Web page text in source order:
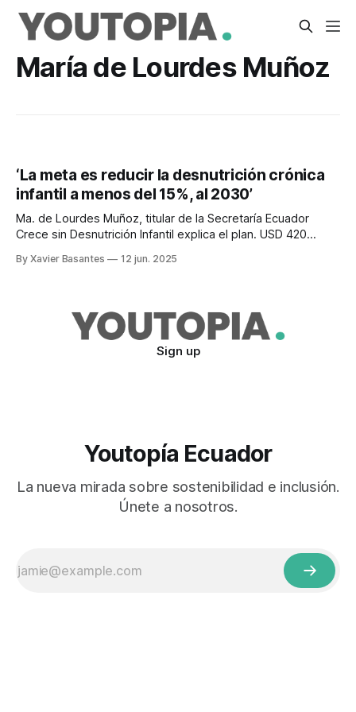
María de Lourdes Muñoz
‘La meta es reducir la desnutrición crónica
infantil a menos del 15%, al 2030’
Ma. de Lourdes Muñoz, titular de la Secretaría Ecuador
Crece sin Desnutrición Infantil explica el plan. USD 420
By Xavier Basantes 12 jun. 2025
Sign up
Youtopía Ecuador
La nueva mirada sobre sostenibilidad e inclusión.
Únete a nosotros.